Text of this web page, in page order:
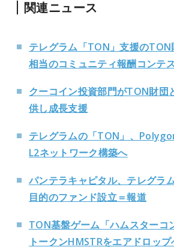
関連ニュース
テレグラム「TON」支援の
相当のコミュニティ報酬コンテ
クーコイン投資部門がTON財団
供し成長支援
テレグラムの「TON」、
L2ネットワーク構築へ
パンテラキャピタル、テレグラ
目的のファンド設立＝報道
TON基盤ゲーム「ハムスターコ
トークンHMSTRをエアドロップ